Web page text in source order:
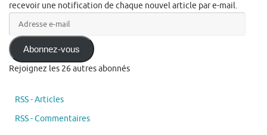
recevoir une notification de chaque nouvel article par e-mail.
mail Abonnez-vous
Rejoignez les 26 autres abonnés
RSS - Articles
RSS - Commentaires